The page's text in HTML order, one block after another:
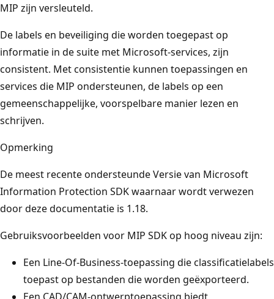
MIP zijn versleuteld.
De labels en beveiliging die worden toegepast op
informatie in de suite met Microsoft-services, zijn
consistent. Met consistentie kunnen toepassingen en
services die MIP ondersteunen, de labels op een
gemeenschappelijke, voorspelbare manier lezen en
schrijven.
Opmerking
De meest recente ondersteunde Versie van Microsoft
Information Protection SDK waarnaar wordt verwezen
door deze documentatie is 1.18.
Gebruiksvoorbeelden voor MIP SDK op hoog niveau zijn:
Een Line-Of-Business-toepassing die classificatielabels
toepast op bestanden die worden geëxporteerd.
Een CAD/CAM-ontwerptoepassing biedt